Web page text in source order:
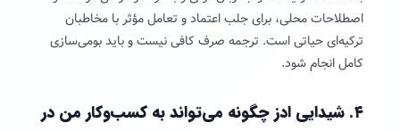
اصطلاحات محلی، برای جلب اعتماد و تعامل مؤثر با مخاطبان
ترکیه‌ای حیاتی است. ترجمه صرف کافی نیست و باید بومی‌سازی
کامل انجام شود.
۴. شیدایی ادز چگونه می‌تواند به کسب‌وکار من در